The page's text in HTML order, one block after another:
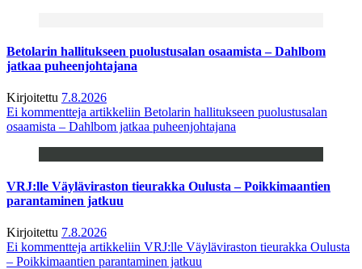
Betolarin hallitukseen puolustusalan osaamista – Dahlbom
jatkaa puheenjohtajana
Kirjoitettu 7.8.2026
Ei kommentteja artikkeliin Betolarin hallitukseen puolustusalan
osaamista – Dahlbom jatkaa puheenjohtajana
VRJ:lle Väyläviraston tieurakka Oulusta – Poikkimaantien
parantaminen jatkuu
Kirjoitettu 7.8.2026
Ei kommentteja artikkeliin VRJ:lle Väyläviraston tieurakka Oulusta
– Poikkimaantien parantaminen jatkuu